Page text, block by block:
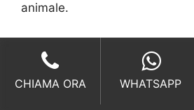
animale.
Il rispetto
Disinfestare un’area, un
moderni strumenti nella
CHIAMA ORA WHATSAPP